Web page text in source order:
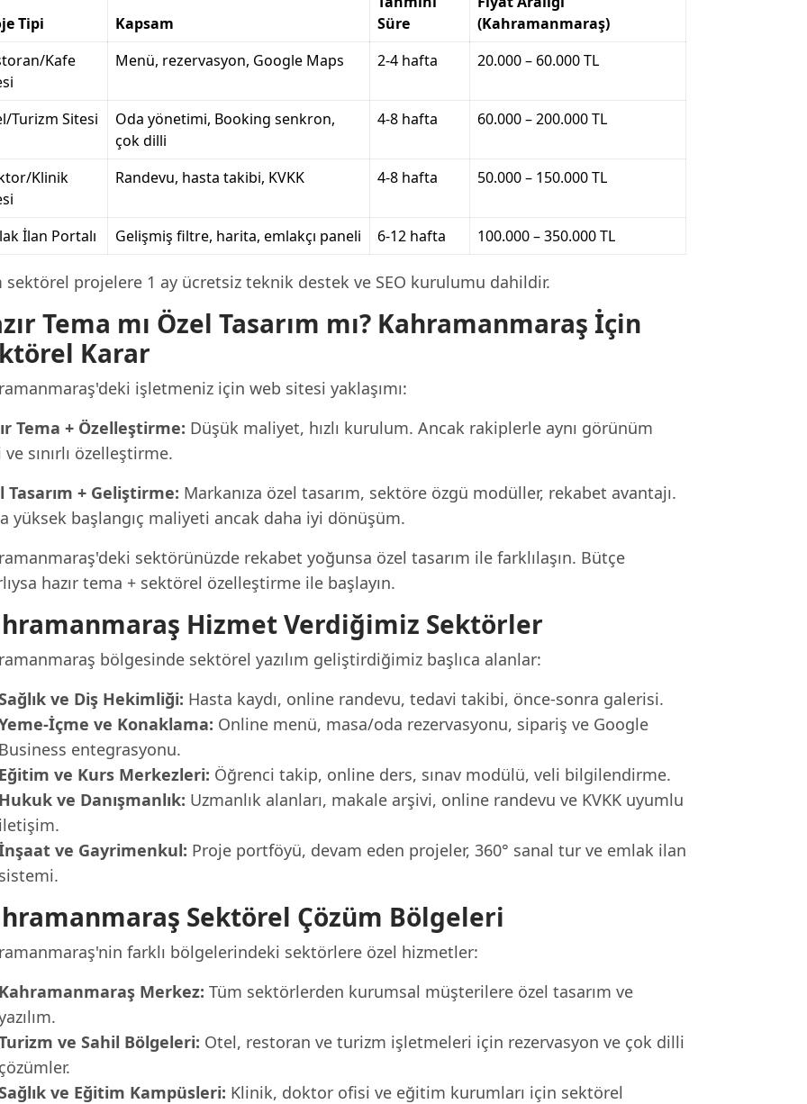
Tipi Kapsam
Süre
(Kahramanmaraş)
Kafe
Menü, rezervasyon, Google Maps 2-4 hafta 20.000 – 60.000 TL
Turizm Sitesi
Oda yönetimi, Booking senkron,
çok dilli
4-8 hafta 60.000 – 200.000 TL
Klinik
Randevu, hasta takibi, KVKK 4-8 hafta 50.000 – 150.000 TL
İlan Portalı Gelişmiş filtre, harita, emlakçı paneli 6-12 hafta 100.000 – 350.000 TL
sektörel projelere 1 ay ücretsiz teknik destek ve SEO kurulumu dahildir.
Tema mı Özel Tasarım mı? Kahramanmaraş İçin
Karar
işletmeniz için web sitesi yaklaşımı:
Tema + Özelleştirme: Düşük maliyet, hızlı kurulum. Ancak rakiplerle aynı görünüm
sınırlı özelleştirme.
Tasarım + Geliştirme: Markanıza özel tasarım, sektöre özgü modüller, rekabet avantajı.
yüksek başlangıç maliyeti ancak daha iyi dönüşüm.
sektörünüzde rekabet yoğunsa özel tasarım ile farklılaşın. Bütçe
hazır tema + sektörel özelleştirme ile başlayın.
Hizmet Verdiğimiz Sektörler
bölgesinde sektörel yazılım geliştirdiğimiz başlıca alanlar:
ve Diş Hekimliği: Hasta kaydı, online randevu, tedavi takibi, önce-sonra galerisi.
İçme ve Konaklama: Online menü, masa/oda rezervasyonu, sipariş ve Google
Business entegrasyonu.
Eğitim ve Kurs Merkezleri: Öğrenci takip, online ders, sınav modülü, veli bilgilendirme.
Hukuk ve Danışmanlık: Uzmanlık alanları, makale arşivi, online randevu ve KVKK uyumlu
iletişim.
ve Gayrimenkul: Proje portföyü, devam eden projeler, 360° sanal tur ve emlak ilan
sistemi.
Sektörel Çözüm Bölgeleri
farklı bölgelerindeki sektörlere özel hizmetler:
Kahramanmaraş Merkez: Tüm sektörlerden kurumsal müşterilere özel tasarım ve
ve Sahil Bölgeleri: Otel, restoran ve turizm işletmeleri için rezervasyon ve çok dilli
çözümler.
ve Eğitim Kampüsleri: Klinik, doktor ofisi ve eğitim kurumları için sektörel